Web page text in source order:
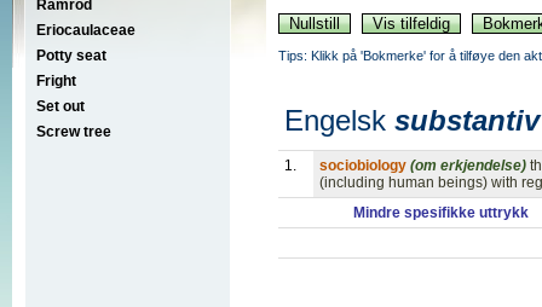
Ramrod
Eriocaulaceae
Potty seat
Fright
Set out
Screw tree
Tips: Klikk på 'Bokmerke' for å tilføye den
Engelsk substantiv
1. sociobiology (om erkjendelse)
(including human beings) with
Mindre spesifikke uttrykk